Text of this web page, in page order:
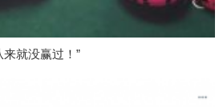
来就没赢过！”